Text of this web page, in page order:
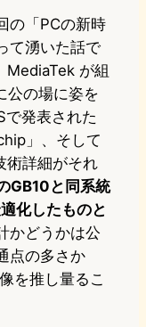
の「PCの新時
て湧いた話で
MediaTek が組
公の場に姿を
で発表された
」、そして
術詳細がそれ
GB10と同系統
化したものと
かどうかは公
点の多さか
を推し量るこ